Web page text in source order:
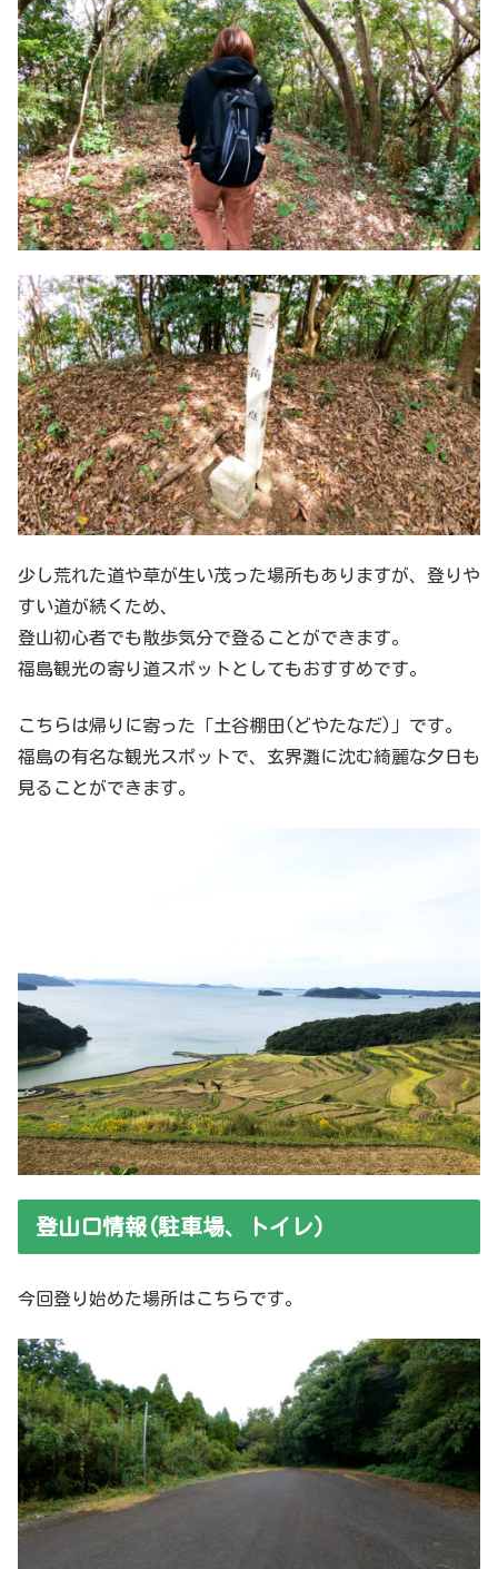
少し荒れた道や草が生い茂った場所もありますが、登りや
すい道が続くため、
登山初心者でも散歩気分で登ることができます。
福島観光の寄り道スポットとしてもおすすめです。
こちらは帰りに寄った「土谷棚田(どやたなだ)」です。
福島の有名な観光スポットで、玄界灘に沈む綺麗な夕日も
見ることができます。
登山口情報(駐車場、トイレ)
今回登り始めた場所はこちらです。